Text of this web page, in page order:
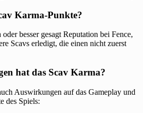
Karma-Punkte?
besser gesagt Reputation bei Fence,
Scavs erledigt, die einen nicht zuerst
hat das Scav Karma?
Auswirkungen auf das Gameplay und
des Spiels: